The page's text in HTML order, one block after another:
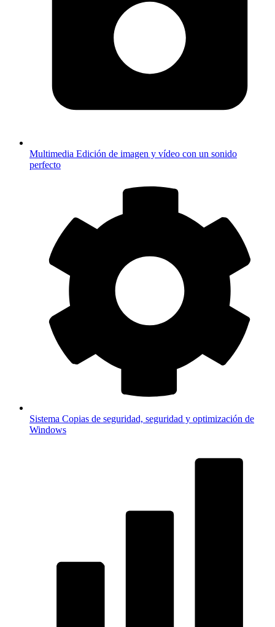
Multimedia Edición de imagen y vídeo con un sonido
perfecto
Sistema Copias de seguridad, seguridad y optimización de
Windows